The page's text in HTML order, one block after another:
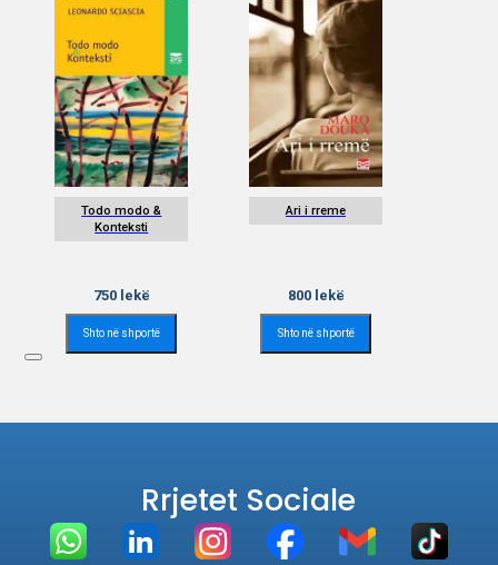
Todo modo &
Konteksti
750lekë
Shto në shportë
Ari i rreme
800lekë
Shto në shportë
Rrjetet Sociale